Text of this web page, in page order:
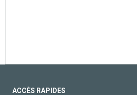
ACCÈS RAPIDES